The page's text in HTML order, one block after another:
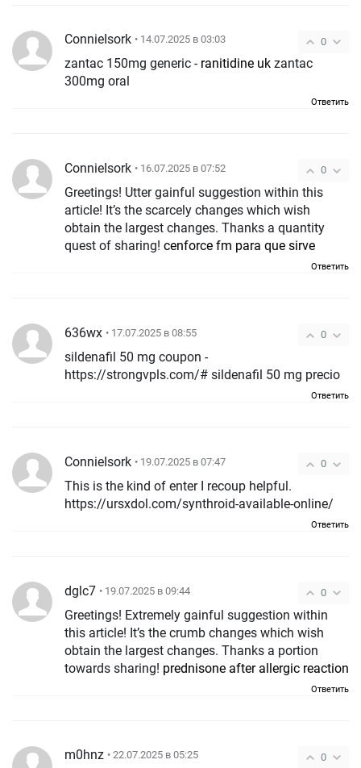
0
ConnieIsork • 14.07.2025 в 03:03
zantac 150mg generic - ranitidine uk zantac
300mg oral
Ответить
0
ConnieIsork • 16.07.2025 в 07:52
Greetings! Utter gainful suggestion within this
article! It’s the scarcely changes which wish
obtain the largest changes. Thanks a quantity
quest of sharing! cenforce fm para que sirve
Ответить
0
636wx • 17.07.2025 в 08:55
sildenafil 50 mg coupon -
https://strongvpls.com/# sildenafil 50 mg precio
Ответить
0
ConnieIsork • 19.07.2025 в 07:47
This is the kind of enter I recoup helpful.
https://ursxdol.com/synthroid-available-online/
Ответить
0
dglc7 • 19.07.2025 в 09:44
Greetings! Extremely gainful suggestion within
this article! It’s the crumb changes which wish
obtain the largest changes. Thanks a portion
towards sharing! prednisone after allergic reaction
Ответить
0
m0hnz • 22.07.2025 в 05:25